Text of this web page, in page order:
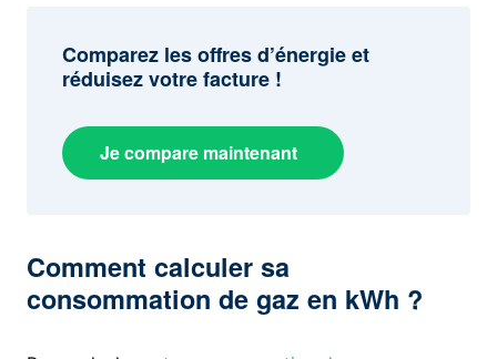
Comparez les offres d’énergie et
réduisez votre facture !
Je compare maintenant
Comment calculer sa
consommation de gaz en kWh ?